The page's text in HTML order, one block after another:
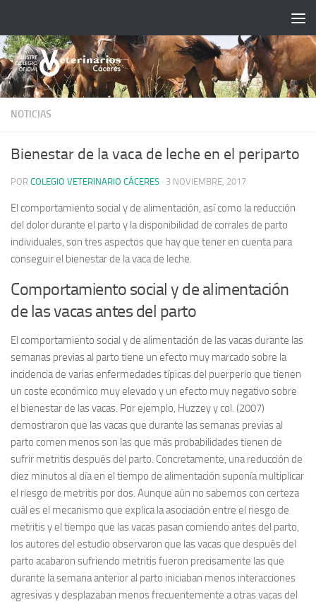
NOTICIAS
Bienestar de la vaca de leche en el periparto
POR COLEGIO VETERINARIO CÁCERES · 3 NOVIEMBRE, 2017
El comportamiento social y de alimentación, así como la reducción
del dolor durante el parto y la disponibilidad de corrales de parto
individuales, son tres aspectos que hay que tener en cuenta para
conseguir el bienestar de la vaca de leche.
Comportamiento social y de alimentación
de las vacas antes del parto
El comportamiento social y de alimentación de las vacas durante las
semanas previas al parto tiene un efecto muy marcado sobre la
incidencia de varias enfermedades típicas del puerperio que tienen
un coste económico muy elevado y un efecto muy negativo sobre
el bienestar de las vacas. Por ejemplo, Huzzey y col. (2007)
demostraron que las vacas que durante las semanas previas al
parto comen menos son las que más probabilidades tienen de
sufrir metritis después del parto. Concretamente, una reducción de
diez minutos al día en el tiempo de alimentación suponía multiplicar
el riesgo de metritis por dos. Aunque aún no sabemos con certeza
cuál es el mecanismo que explica la asociación entre el riesgo de
metritis y el tiempo que las vacas pasan comiendo antes del parto,
los autores del estudio observaron que las vacas que después del
parto acabaron sufriendo metritis fueron precisamente las que
durante la semana anterior al parto iniciaban menos interacciones
agresivas y desplazaban menos frecuentemente a otras vacas del